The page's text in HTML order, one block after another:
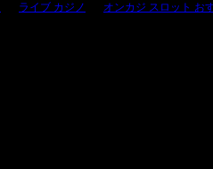
ライブ カジノ オンカジ スロット お